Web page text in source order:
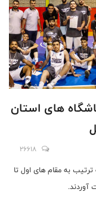
های استان
26618
به مقام های اول تا
آوردند.